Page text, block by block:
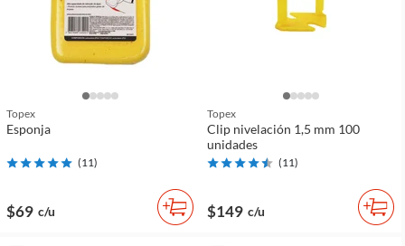
Topex
Esponja
(11)
$69 c/u
Topex
Clip nivelación 1,5 mm 100
unidades
(11)
$149 c/u